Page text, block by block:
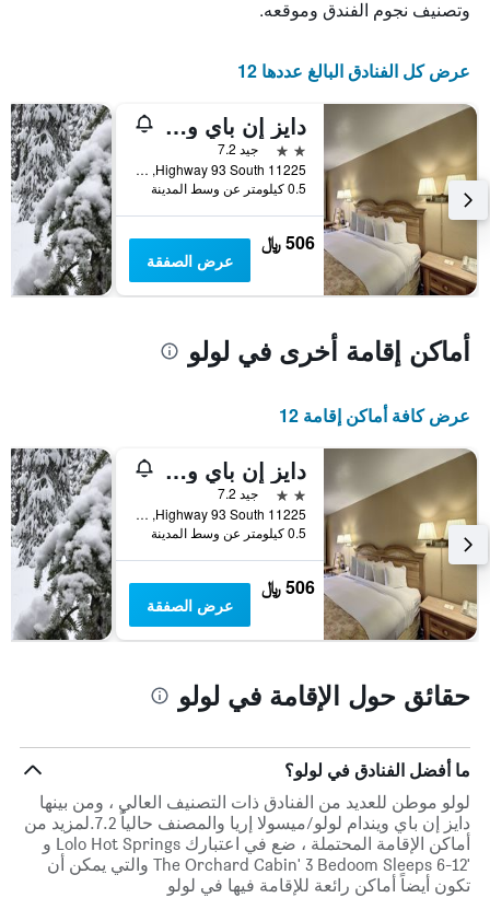
أيام
يتضمن
المخطط
التالي
محور
Y
الذي
يعرض
متوسط
سعر
غرفة
وتصنيف نجوم الفندق وموقعه.
عرض كل الفنادق البالغ عددها 12
دايز إن باي ويندام لولو/ميسولا إريا
2 نجمتين
جيد 7.2
11225 Highway 93 South, لولو, MT, الولايات المتحدة الأميريكية
0.5 كيلومتر عن وسط المدينة
506 ﷼
عرض الصفقة
أماكن إقامة أخرى في لولو
عرض كافة أماكن إقامة 12
دايز إن باي ويندام لولو/ميسولا إريا
2 نجمتين
جيد 7.2
11225 Highway 93 South, لولو, MT, الولايات المتحدة الأميريكية
0.5 كيلومتر عن وسط المدينة
506 ﷼
عرض الصفقة
حقائق حول الإقامة في لولو
ما أفضل الفنادق في لولو؟
لولو موطن للعديد من الفنادق ذات التصنيف العالي ، ومن بينها
دايز إن باي ويندام لولو/ميسولا إريا والمصنف حالياً 7.2.لمزيد من
أماكن الإقامة المحتملة ، ضع في اعتبارك Lolo Hot Springs و
'The Orchard Cabin' 3 Bedoom Sleeps 6-12 والتي يمكن أن
تكون أيضاً أماكن رائعة للإقامة فيها في لولو